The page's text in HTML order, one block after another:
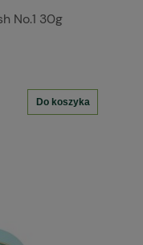
No.1 30g
Do koszyka